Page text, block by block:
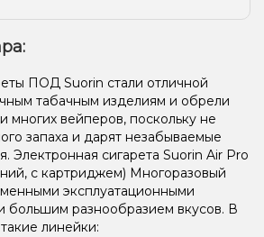
ПОД Suorin стали отличной
табачным изделиям и обрели
многих вейперов, поскольку не
запаха и дарят незабываемые
Электронная сигарета Suorin Air Pro
с картриджем) Многоразовый
эксплуатационными
большим разнообразием вкусов. В
линейки: